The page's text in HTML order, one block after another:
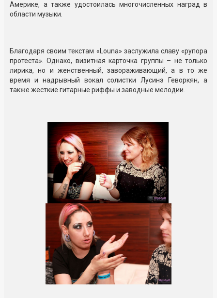
Америке, а также удостоилась многочисленных наград в
области музыки.
Благодаря своим текстам «Louna» заслужила славу «рупора
протеста». Однако, визитная карточка группы – не только
лирика, но и женственный, завораживающий, а в то же
время и надрывный вокал солистки Лусинэ Геворкян, а
также жесткие гитарные риффы и заводные мелодии.